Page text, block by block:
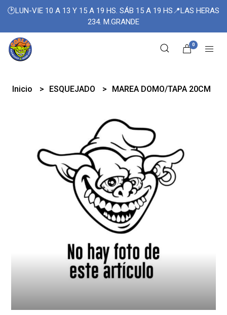
🕑LUN-VIE 10 A 13 Y 15 A 19 HS. SÁB 15 A 19 HS📍LAS HERAS
234. M.GRANDE
0
Inicio ESQUEJADO MAREA DOMO/TAPA 20CM